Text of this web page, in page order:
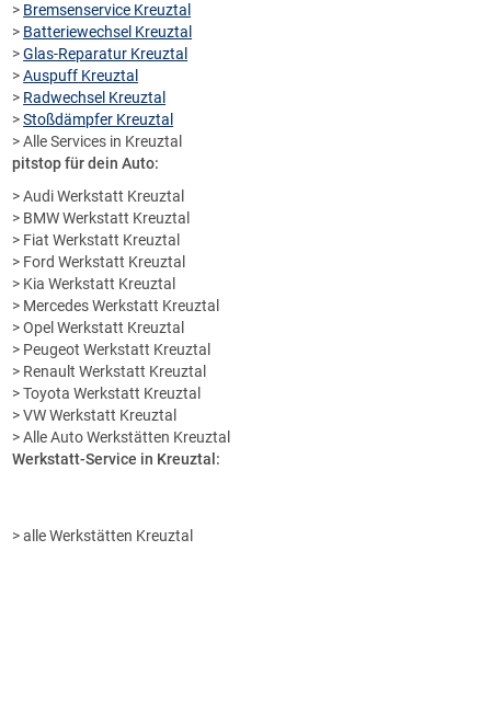
> Bremsenservice Kreuztal
> Batteriewechsel Kreuztal
>Glas-Reparatur Kreuztal
>Auspuff Kreuztal
> Radwechsel Kreuztal
>Stoßdämpfer Kreuztal
> Alle Services in Kreuztal
pitstop für dein Auto:
> Audi Werkstatt Kreuztal
> BMW Werkstatt Kreuztal
> Fiat Werkstatt Kreuztal
> Ford Werkstatt Kreuztal
> Kia Werkstatt Kreuztal
> Mercedes Werkstatt Kreuztal
> Opel Werkstatt Kreuztal
> Peugeot Werkstatt Kreuztal
> Renault Werkstatt Kreuztal
> Toyota Werkstatt Kreuztal
> VW Werkstatt Kreuztal
> Alle Auto Werkstätten Kreuztal
Werkstatt-Service in Kreuztal:
> alle Werkstätten Kreuztal